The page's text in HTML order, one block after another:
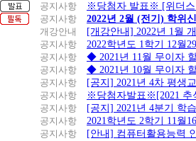
공지사항
※당첨자 발표※ [위더스
공지사항
2022년 2월 (전기) 학위
개강안내
[개강안내] 2022년 1월
공지사항
2022학년도 1학기 12월
공지사항
◆ 2021년 11월 무이자
공지사항
◆ 2021년 10월 무이자
공지사항
[공지] 2021년 4차 평생
공지사항
※당첨자발표※[2021 추
공지사항
[공지] 2021년 4분기 학
공지사항
2021학년도 2학기 11월
공지사항
[안내] 컴퓨터활용능력